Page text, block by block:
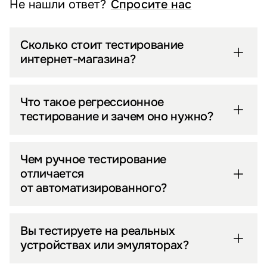
Не нашли ответ? Спросите нас
Сколько стоит тестирование
интернет-магазина?
Что такое регрессионное
тестирование и зачем оно нужно?
Чем ручное тестирование
отличается
от автоматизированного?
Вы тестируете на реальных
устройствах или эмуляторах?